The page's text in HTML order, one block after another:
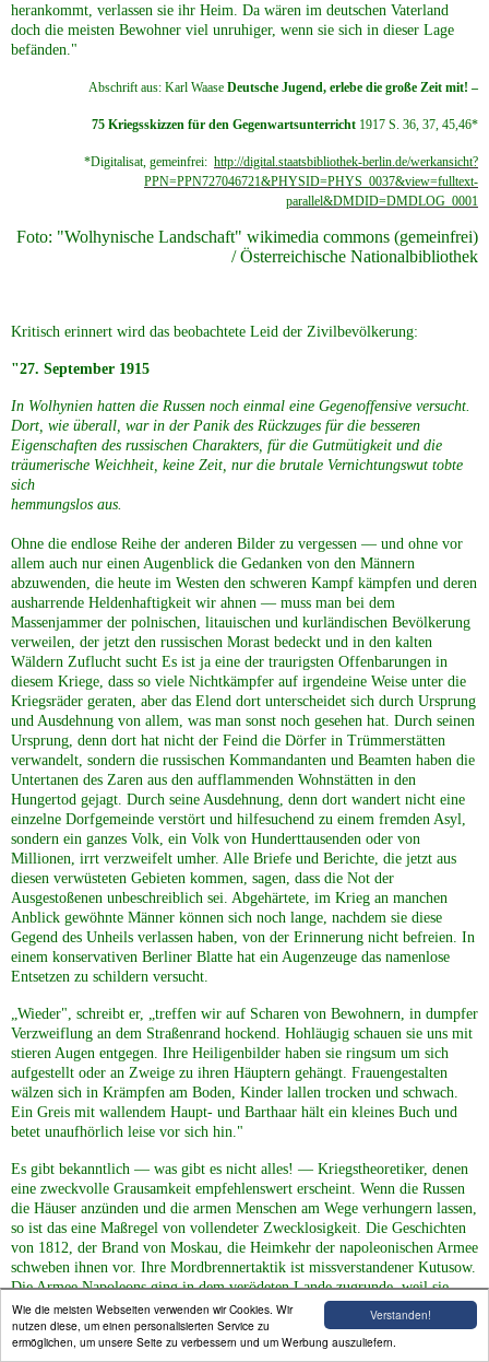
Verstanden!
Wie die meisten Webseiten verwenden wir Cookies. Wir
nutzen diese, um einen personalisierten Service zu
ermöglichen, um unsere Seite zu verbessern und um Werbung auszuliefern.
herankommt, verlassen sie ihr Heim. Da wären im deutschen Vaterland
doch die meisten Bewohner viel unruhiger, wenn sie sich in dieser Lage
befänden."
Abschrift aus: Karl Waase Deutsche Jugend, erlebe die große Zeit mit! –
75 Kriegsskizzen für den Gegenwartsunterricht 1917 S. 36, 37, 45,46*
*Digitalisat, gemeinfrei: http://digital.staatsbibliothek-berlin.de/werkansicht?
PPN=PPN727046721&PHYSID=PHYS_0037&view=fulltext-
parallel&DMDID=DMDLOG_0001
Foto: "Wolhynische Landschaft" wikimedia commons (gemeinfrei)
/ Österreichische Nationalbibliothek
Kritisch erinnert wird das beobachtete Leid der Zivilbevölkerung:
"27. September 1915
In Wolhynien hatten die Russen noch einmal eine Gegenoffensive versucht.
Dort, wie überall, war in der Panik des Rückzuges für die besseren
Eigenschaften des russischen Charakters, für die Gutmütigkeit und die
träumerische Weichheit, keine Zeit, nur die brutale Vernichtungswut tobte
sich
hemmungslos aus.
Ohne die endlose Reihe der anderen Bilder zu vergessen — und ohne vor
allem auch nur einen Augenblick die Gedanken von den Männern
abzuwenden, die heute im Westen den schweren Kampf kämpfen und deren
ausharrende Heldenhaftigkeit wir ahnen — muss man bei dem
Massenjammer der polnischen, litauischen und kurländischen Bevölkerung
verweilen, der jetzt den russischen Morast bedeckt und in den kalten
Wäldern Zuflucht sucht Es ist ja eine der traurigsten Offenbarungen in
diesem Kriege, dass so viele Nichtkämpfer auf irgendeine Weise unter die
Kriegsräder geraten, aber das Elend dort unterscheidet sich durch Ursprung
und Ausdehnung von allem, was man sonst noch gesehen hat. Durch seinen
Ursprung, denn dort hat nicht der Feind die Dörfer in Trümmerstätten
verwandelt, sondern die russischen Kommandanten und Beamten haben die
Untertanen des Zaren aus den aufflammenden Wohnstätten in den
Hungertod gejagt. Durch seine Ausdehnung, denn dort wandert nicht eine
einzelne Dorfgemeinde verstört und hilfesuchend zu einem fremden Asyl,
sondern ein ganzes Volk, ein Volk von Hunderttausenden oder von
Millionen, irrt verzweifelt umher. Alle Briefe und Berichte, die jetzt aus
diesen verwüsteten Gebieten kommen, sagen, dass die Not der
Ausgestoßenen unbeschreiblich sei. Abgehärtete, im Krieg an manchen
Anblick gewöhnte Männer können sich noch lange, nachdem sie diese
Gegend des Unheils verlassen haben, von der Erinnerung nicht befreien. In
einem konservativen Berliner Blatte hat ein Augenzeuge das namenlose
Entsetzen zu schildern versucht.
„Wieder", schreibt er, „treffen wir auf Scharen von Bewohnern, in dumpfer
Verzweiflung an dem Straßenrand hockend. Hohläugig schauen sie uns mit
stieren Augen entgegen. Ihre Heiligenbilder haben sie ringsum um sich
aufgestellt oder an Zweige zu ihren Häuptern gehängt. Frauengestalten
wälzen sich in Krämpfen am Boden, Kinder lallen trocken und schwach.
Ein Greis mit wallendem Haupt- und Barthaar hält ein kleines Buch und
betet unaufhörlich leise vor sich hin."
Es gibt bekanntlich — was gibt es nicht alles! — Kriegstheoretiker, denen
eine zweckvolle Grausamkeit empfehlenswert erscheint. Wenn die Russen
die Häuser anzünden und die armen Menschen am Wege verhungern lassen,
so ist das eine Maßregel von vollendeter Zwecklosigkeit. Die Geschichten
von 1812, der Brand von Moskau, die Heimkehr der napoleonischen Armee
schweben ihnen vor. Ihre Mordbrennertaktik ist missverstandener Kutusow.
Die Armee Napoleons ging in dem verödeten Lande zugrunde, weil sie
noch keine Rückwegssicherung durch Eisenbahnen, keine Gulaschkanonen
und nicht die Organisation des deutschen Heeres besaß. Heute zerschlägt
man mit den Aushungerungsmitteln nur das unglückliche Volk."